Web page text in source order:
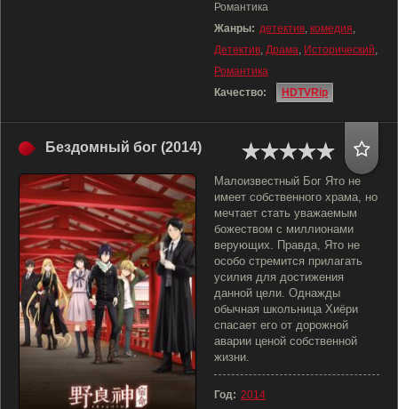
Романтика
Жанры: детектив, комедия,
Детектив, Драма, Исторический,
Романтика
Качество:
HDTVRip
Бездомный бог (2014)
Малоизвестный Бог Ято не
имеет собственного храма, но
мечтает стать уважаемым
божеством с миллионами
верующих. Правда, Ято не
особо стремится прилагать
усилия для достижения
данной цели. Однажды
обычная школьница Хиёри
спасает его от дорожной
аварии ценой собственной
жизни.
Год: 2014